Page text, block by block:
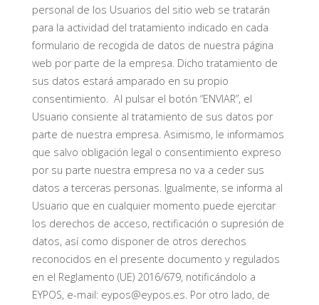
personal de los Usuarios del sitio web se tratarán
para la actividad del tratamiento indicado en cada
formulario de recogida de datos de nuestra página
web por parte de la empresa. Dicho tratamiento de
sus datos estará amparado en su propio
consentimiento. Al pulsar el botón “ENVIAR”, el
Usuario consiente al tratamiento de sus datos por
parte de nuestra empresa. Asimismo, le informamos
que salvo obligación legal o consentimiento expreso
por su parte nuestra empresa no va a ceder sus
datos a terceras personas. Igualmente, se informa al
Usuario que en cualquier momento puede ejercitar
los derechos de acceso, rectificación o supresión de
datos, así como disponer de otros derechos
reconocidos en el presente documento y regulados
en el Reglamento (UE) 2016/679, notificándolo a
EYPOS, e-mail: eypos@eypos.es. Por otro lado, de